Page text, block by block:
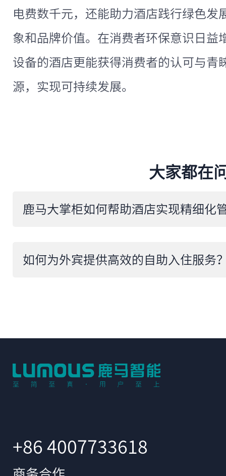
电费数千元，还能助力酒店践行绿色发
象和品牌价值。在消费者环保意识日益
设备的酒店更能获得消费者的认可与青
源，实现可持续发展。
大家都在
鹿马大掌柜如何帮助酒店实现精细化
如何为外宾提供高效的自助入住服务
+86 4007733618